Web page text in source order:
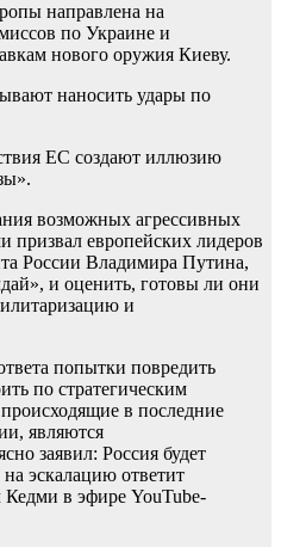
направлена на
по Украине и
нового оружия Киеву.
наносить удары по
ЕС создают иллюзию
возможных агрессивных
европейских лидеров
России Владимира Путина,
и оценить, готовы ли они
и
попытки повредить
по стратегическим
в последние
являются
заявил: Россия будет
эскалацию ответит
Кедми в эфире YouTube-